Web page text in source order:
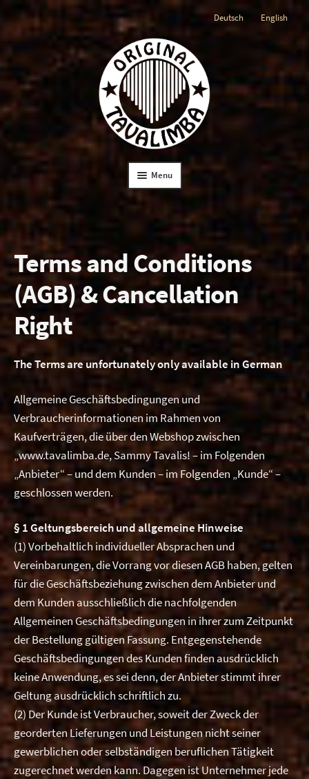
to
navigation
to
content
Deutsch English
Menu
The Tavalimba
The Instruction Book
Videos
child
Shop (German)
Contact
Terms and Conditions
(AGB) & Cancellation
Right
The Terms are unfortunately only available in German
Allgemeine Geschäftsbedingungen und
Verbraucherinformationen im Rahmen von
Kaufverträgen, die über den Webshop zwischen
„www.tavalimba.de, Sammy Tavalis! – im Folgenden
„Anbieter“ – und dem Kunden – im Folgenden „Kunde“ –
geschlossen werden.
§ 1 Geltungsbereich und allgemeine Hinweise
(1) Vorbehaltlich individueller Absprachen und
Vereinbarungen, die Vorrang vor diesen AGB haben, gelten
für die Geschäftsbeziehung zwischen dem Anbieter und
dem Kunden ausschließlich die nachfolgenden
Allgemeinen Geschäftsbedingungen in ihrer zum Zeitpunkt
der Bestellung gültigen Fassung. Entgegenstehende
Geschäftsbedingungen des Kunden finden ausdrücklich
keine Anwendung, es sei denn, der Anbieter stimmt ihrer
Geltung ausdrücklich schriftlich zu.
(2) Der Kunde ist Verbraucher, soweit der Zweck der
georderten Lieferungen und Leistungen nicht seiner
gewerblichen oder selbständigen beruflichen Tätigkeit
zugerechnet werden kann. Dagegen ist Unternehmer jede